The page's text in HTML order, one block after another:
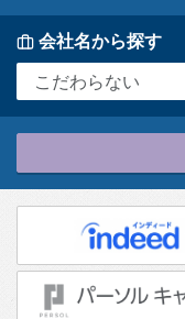
会社名から探す